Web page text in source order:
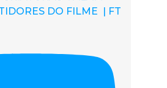
DO FILME | FT